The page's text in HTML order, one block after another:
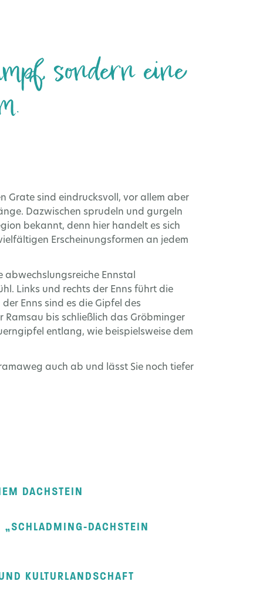
sondern eine
Grate sind eindrucksvoll, vor allem aber
Dazwischen sprudeln und gurgeln
bekannt, denn hier handelt es sich
Erscheinungsformen an jedem
abwechslungsreiche Ennstal
Links und rechts der Enns führt die
Enns sind es die Gipfel des
bis schließlich das Gröbminger
entlang, wie beispielsweise dem
auch ab und lässt Sie noch tiefer
DACHSTEIN
DACHSTEIN
KULTURLANDSCHAFT